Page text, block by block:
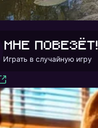
Мне повезёт!
Играть в случайную игру